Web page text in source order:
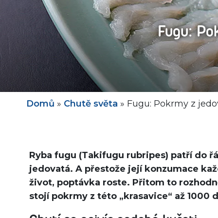
Fugu:
Domů » Chutě světa » Fugu: Pokrmy z
Ryba fugu (Takifugu rubripes) patří do
jedovatá. A přestože její konzumace
život, poptávka roste. Přitom to
stojí pokrmy z této „krasavice“ až 1000